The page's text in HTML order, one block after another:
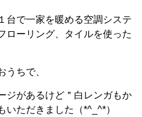
台で一家を暖める空調システ
ローリング、タイルを使った
うちで、
ジがあるけど＂白レンガもか
いただきました（*^_^*）